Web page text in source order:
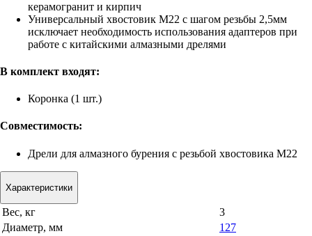
керамогранит и кирпич
Универсальный хвостовик M22 с шагом резьбы 2,5мм
исключает необходимость использования адаптеров при
работе с китайскими алмазными дрелями
В комплект входят:
Коронка (1 шт.)
Совместимость:
Дрели для алмазного бурения с резьбой хвостовика M22
Характеристики
Вес, кг
3
Диаметр, мм
127